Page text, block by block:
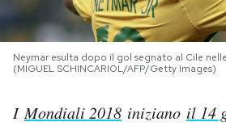
NEWSLETTER
Neymar esulta dopo il gol segnato al Cile
(MIGUEL SCHINCARIOL/AFP/Getty Images)
IMondiali 2018 iniziano il 14